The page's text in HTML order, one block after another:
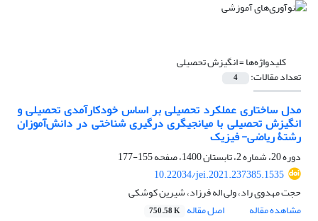
کلیدواژه‌ها =انگیزش تحصیلی
تعداد مقالات: 4
مدل ساختاری عملکرد تحصیلی بر اساس خودکارآمدی تحصیلی و
انگیزش تحصیلی با میانجیگری درگیری شناختی در دانش‌آموزان
رشتۀ ریاضی- فیزیک
دوره 20، شماره 2، تابستان 1400، صفحه
155-177
10.22034/jei.2021.237385.1535
حجت مهدوی راد، ولی اله فرزاد، شیرین کوشکی
مشاهده مقاله
اصل مقاله 750.58 K